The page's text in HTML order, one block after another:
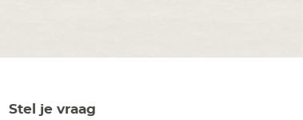
Stel je vraag